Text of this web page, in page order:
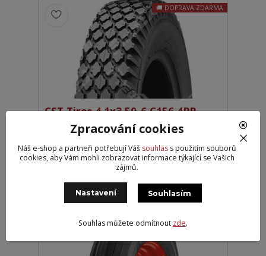
DOPRAVA ZDARMA
CST Tires 4,1x3,50-6 C156 4PR
446 Kč
bez DPH
Přidat do košíku
Zpracování cookies
Náš e-shop a partneři potřebují Váš souhlass použitím souborů
cookies, aby Vám mohli zobrazovat informace týkající se Vašich
zájmů.
Nastavení Souhlasím
Souhlas můžete odmítnout zde.